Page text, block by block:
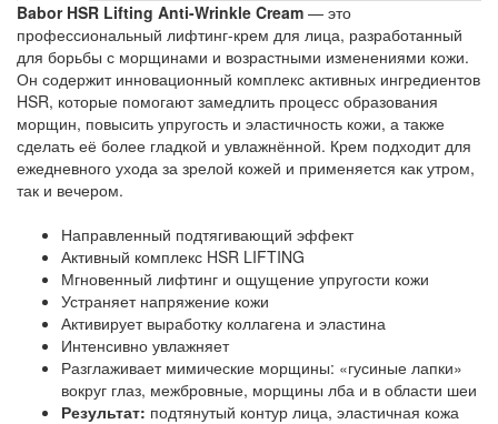
Babor HSR Lifting Anti-Wrinkle Cream — это
профессиональный лифтинг-крем для лица, разработанный
для борьбы с морщинами и возрастными изменениями кожи.
Он содержит инновационный комплекс активных ингредиентов
HSR, которые помогаютзамедлить процесс образования
морщин, повысить упругость и эластичность кожи, а также
сделать её более гладкой и увлажнённой. Крем подходит для
ежедневного ухода за зрелой кожей и применяется как утром,
так и вечером.
Направленный подтягивающий эффект
Активный комплекс HSR LIFTING
Мгновенный лифтинг и ощущение упругости кожи
Устраняет напряжение кожи
Активирует выработку коллагена и эластина
Интенсивно увлажняет
Разглаживает мимические морщины: «гусиные лапки»
вокруг глаз, межбровные, морщины лба и в области шеи
Результат: подтянутый контур лица, эластичная кожа